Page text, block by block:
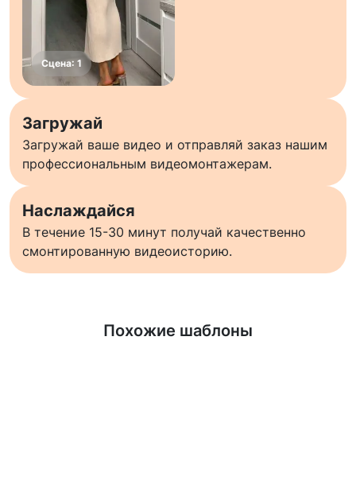
Загружай
Загружай ваше видео и отправляй заказ нашим
профессиональным видеомонтажерам.
Наслаждайся
В течение 15-30 минут получай качественно
смонтированную видеоисторию.
Похожие шаблоны
Узнать больше